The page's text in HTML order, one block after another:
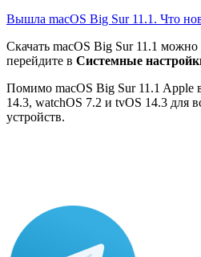
Вышла macOS Big Sur 11.1. Что
Скачать macOS Big Sur 11.1 можно
перейдите в Системные
Помимо macOS Big Sur 11.1 Apple
14.3, watchOS 7.2 и tvOS 14.3 для
устройств.